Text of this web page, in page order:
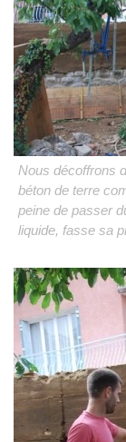
Nous décoffrons
béton de terre
peine de passer
liquide, fasse sa